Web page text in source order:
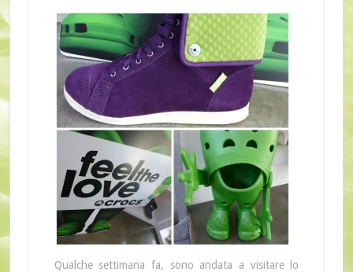
Qualche settimana fa, sono andata a visitare lo